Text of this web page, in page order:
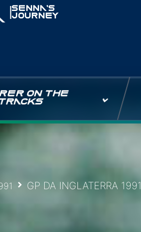
|SENNA’S
JOURNEY
ON THE
GP DA INGLATERRA 1991